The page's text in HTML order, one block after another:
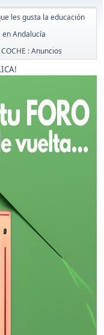
les gusta la educación
en Andalucía
: Anuncios